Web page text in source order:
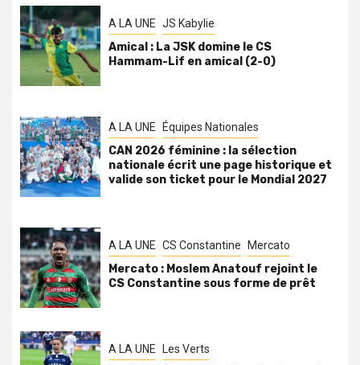
A LA UNE JS Kabylie
Amical : La JSK domine le CS
Hammam-Lif en amical (2-0)
A LA UNE Équipes Nationales
CAN 2026 féminine : la sélection
nationale écrit une page historique et
valide son ticket pour le Mondial 2027
A LA UNE CS Constantine Mercato
Mercato : Moslem Anatouf rejoint le
CS Constantine sous forme de prêt
A LA UNE Les Verts